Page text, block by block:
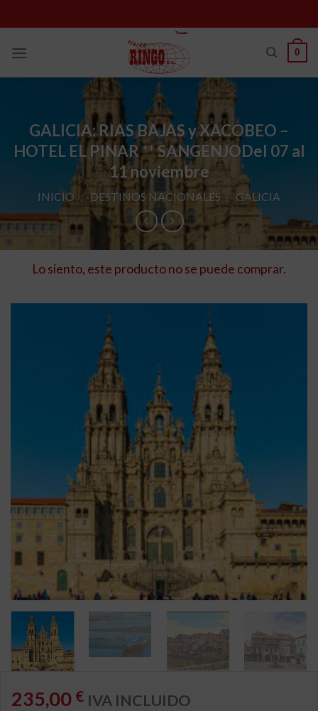
to
0
GALICIA: RIAS BAJAS y XACOBEO –
HOTEL EL PINAR ** SANGENJODel 07 al
11 noviembre
INICIO / DESTINOS NACIONALES / GALICIA
Lo siento, este producto no se puede comprar.
235,00 € IVA INCLUIDO